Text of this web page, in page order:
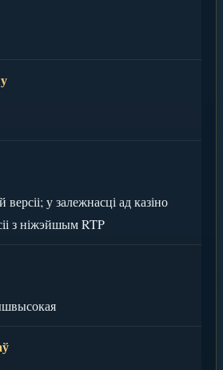
у залежнасці ад казіно
з ніжэйшым RTP